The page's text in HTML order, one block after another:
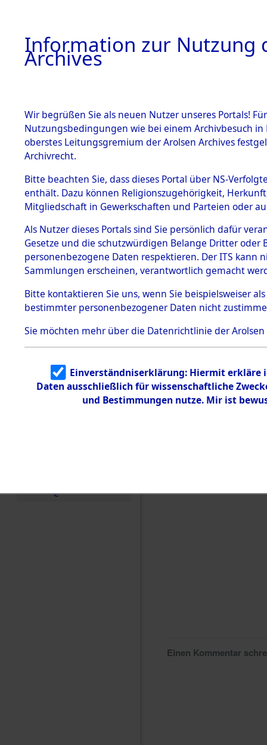
BESTÄNDE
1.
mente
5. Verschiedenes
5.3
Todesmärsche
5.3.1 Alliierte
Erhebungen
zu
Todesmärsch
en
5.3.2
Identifizierun
g
5.3.3
Todesmärsch
e
und
0221
Einen Kommentar
Information zur Nutzung
Archives
Wir begrüßen Sie als neuen Nutzer unseres Portals!
Nutzungsbedingungen wie bei einem Archivbesuch
oberstes Leitungsgremium der Arolsen Archives
Archivrecht.
Bitte beachten Sie, dass dieses Portal über NS-
enthält. Dazu können Religionszugehörigkeit,
Mitgliedschaft in Gewerkschaften und Parteien oder
Als Nutzer dieses Portals sind Sie persönlich dafür
Gesetze und die schutzwürdigen Belange Dritter
personenbezogene Daten respektieren. Der ITS
Sammlungen erscheinen, verantwortlich gemacht
Bitte kontaktieren Sie uns, wenn Sie beispielsweiser
bestimmter personenbezogener Daten nicht
Sie möchten mehr über die Datenrichtlinie der Arolsen
Einverständniserklärung: Hiermit erkläre
Daten ausschließlich für wissenschaftliche
und Bestimmungen nutze. Mir ist